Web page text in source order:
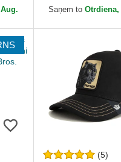
Saņem toOtrdiena,
(5)